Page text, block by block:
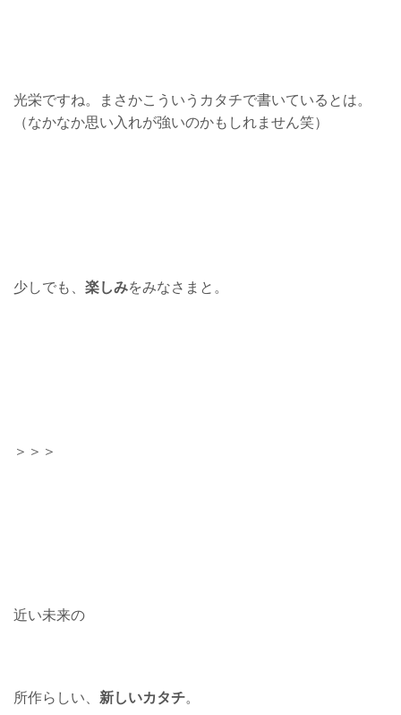
光栄ですね。まさかこういうカタチで書いているとは。
（なかなか思い入れが強いのかもしれません笑）
少しでも、 楽しみをみなさまと。
＞＞＞
近い未来の
所作らしい、 新しいカタチ。